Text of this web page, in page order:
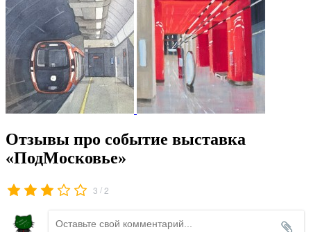
Отзывы про событие выставка
«ПодМосковье»
3 /2